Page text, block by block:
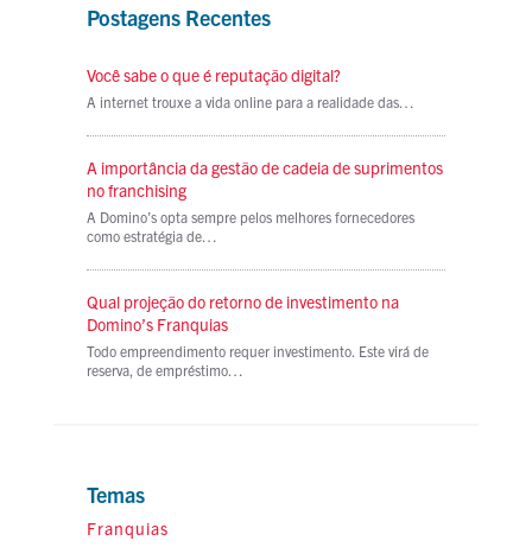
Postagens Recentes
Você sabe o que é reputação digital?
A internet trouxe a vida online para a realidade das…
A importância da gestão de cadeia de suprimentos
no franchising
A Domino’s opta sempre pelos melhores fornecedores
como estratégia de…
Qual projeção do retorno de investimento na
Domino’s Franquias
Todo empreendimento requer investimento. Este virá de
reserva, de empréstimo…
Temas
Franquias